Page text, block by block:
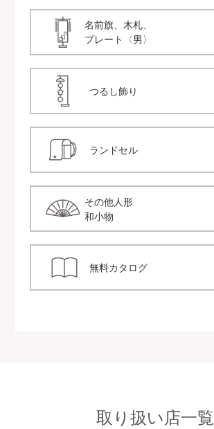
名前旗、木札、
プレート〈男〉
つるし飾り
ランドセル
その他人形
和小物
無料カタログ
取り扱い店一覧